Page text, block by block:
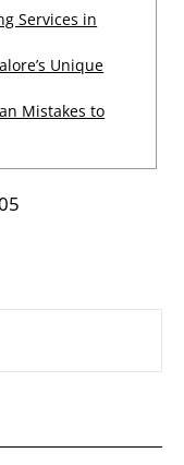
Services in
Unique
Mistakes to